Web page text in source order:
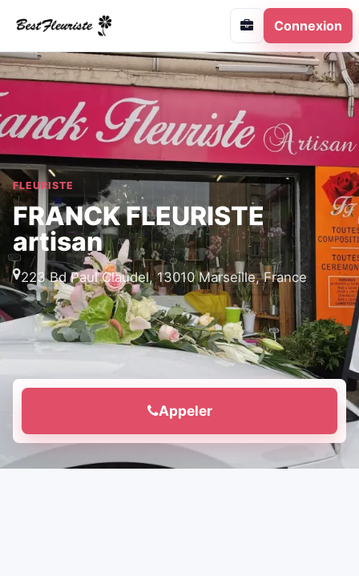
Connexion
FLEURISTE
FRANCK FLEURISTE
artisan
223 Bd Paul Claudel, 13010 Marseille, France
Appeler